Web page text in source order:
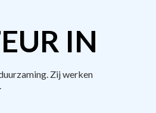
IN
Zij werken